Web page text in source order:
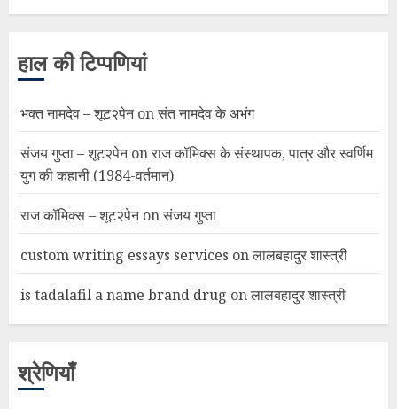
हाल की टिप्पणियां
भक्त नामदेव – शूट२पेनonसंत नामदेव के अभंग
संजय गुप्ता – शूट२पेनonराज कॉमिक्स के संस्थापक, पात्र और स्वर्णिम
युग की कहानी (1984-वर्तमान)
राज कॉमिक्स – शूट२पेनonसंजय गुप्ता
custom writing essays services onलालबहादुर शास्त्री
is tadalafil a name brand drug onलालबहादुर शास्त्री
श्रेणियाँ